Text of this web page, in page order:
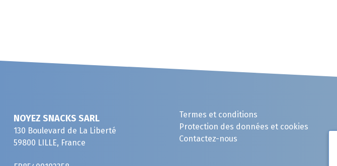
NOYEZ SNACKS SARL
130 Boulevard de La Liberté
59800 LILLE, France
Termes et conditions
Protection des données et cookies
Contactez-nous